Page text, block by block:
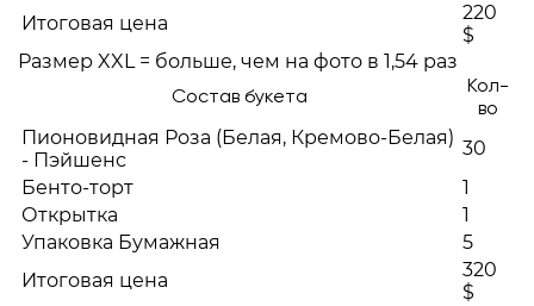
Итоговая цена
220
$
Размер XXL = больше, чем на фото в 1,54 раз
Состав букета
Кол-
во
Пионовидная Роза (Белая, Кремово-Белая)
- Пэйшенс
30
Бенто-торт
1
Открытка
1
Упаковка Бумажная
5
Итоговая цена
320
$